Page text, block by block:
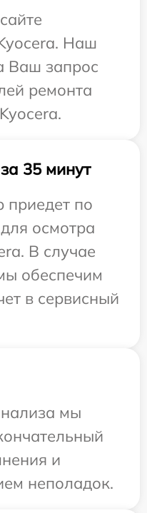
Наш
Ваш запрос
ремонта
35 минут
по
осмотра
В случае
обеспечим
в сервисный
мы
и
неполадок.